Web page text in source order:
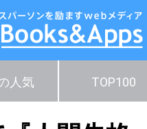
人気 TOP100